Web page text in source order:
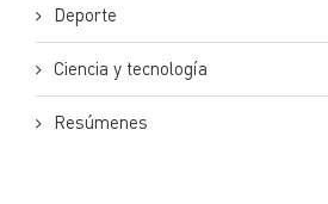
Deporte
Ciencia y tecnología
Resúmenes